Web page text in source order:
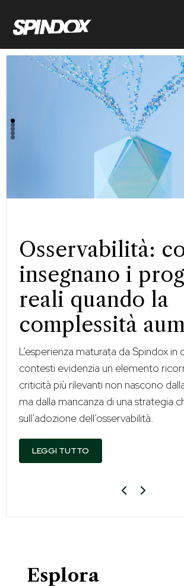
Osservabilità:
insegnano i
reali quando la
complessità
L’esperienza maturata da Spindox in
contesti evidenzia un elemento
criticità più rilevanti non nascono
ma dalla mancanza di una strategia
sull’adozione dell’osservabilità.
LEGGI TUTTO
Esplora